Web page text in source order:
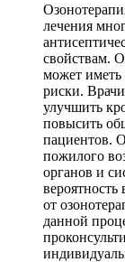
лечения
свойствам.
может иметь
риски.
улучшить
повысить
пациентов.
пожилого
органов и
от
данной